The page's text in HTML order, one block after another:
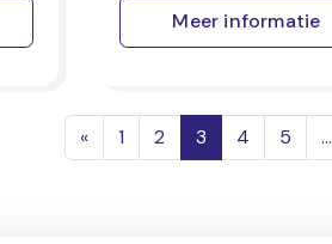
Meer informatie
« 1 2 3 4 5 …